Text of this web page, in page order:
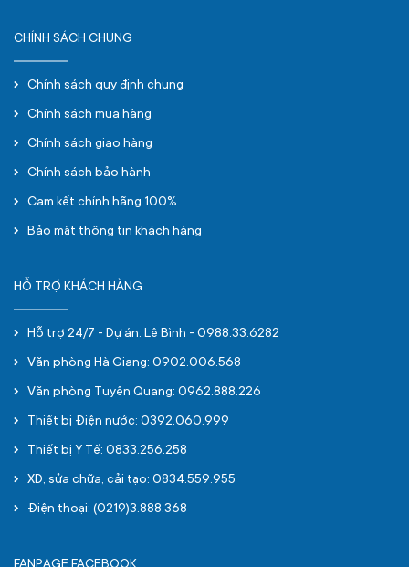
CHÍNH SÁCH CHUNG
Chính sách quy định chung
Chính sách mua hàng
Chính sách giao hàng
Chính sách bảo hành
Cam kết chính hãng 100%
Bảo mật thông tin khách hàng
HỖ TRỢ KHÁCH HÀNG
Hỗ trợ 24/7 - Dự án: Lê Bình - 0988.33.6282
Văn phòng Hà Giang: 0902.006.568
Văn phòng Tuyên Quang: 0962.888.226
Thiết bị Điện nước: 0392.060.999
Thiết bị Y Tế: 0833.256.258
XD, sửa chữa, cải tạo: 0834.559.955
Điện thoại: (0219)3.888.368